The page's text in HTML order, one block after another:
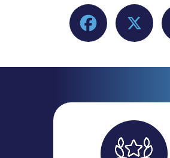
Facebook